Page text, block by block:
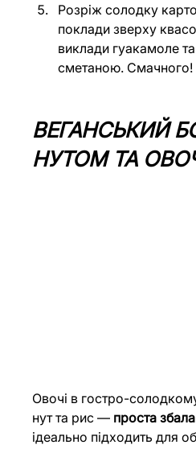
Розріж солодку
поклади зверху
виклади гуакамоле
сметаною. Смачного!
ВЕГАНСЬКИЙ
НУТОМ ТА
Овочі в гостро-
нут та рис — проста
ідеально підходить для